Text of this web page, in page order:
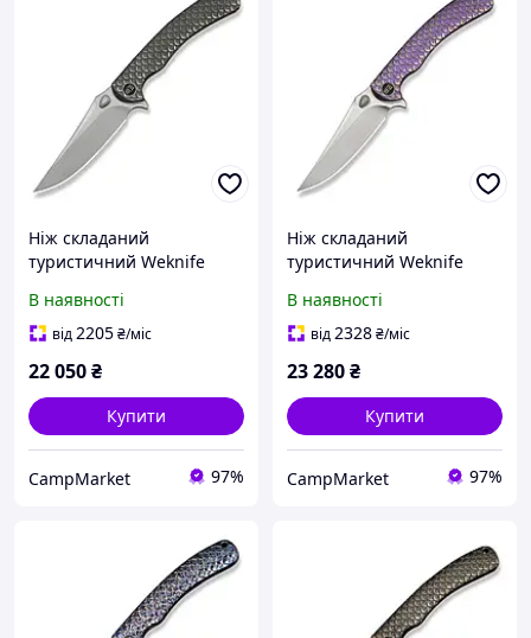
Ніж складаний
туристичний Weknife
M390 / титан 6AL4V сірий
В наявності
від2205₴/міс
22 050₴
Купити
CampMarket 97%
Ніж складаний
туристичний Weknife
M390 / титан 6AL4V
фіолетовий/золотий
В наявності
від2328₴/міс
23 280₴
Купити
CampMarket 97%